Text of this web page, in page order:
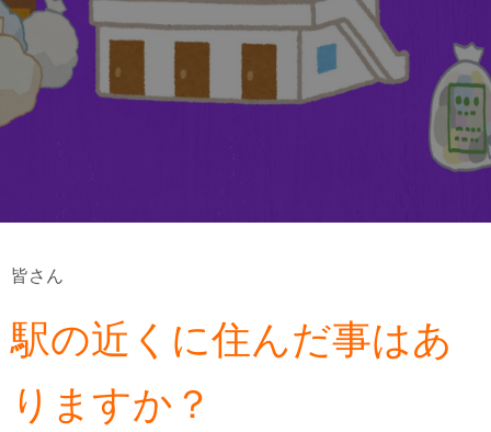
皆さん
駅の近くに住んだ事はあ
りますか？